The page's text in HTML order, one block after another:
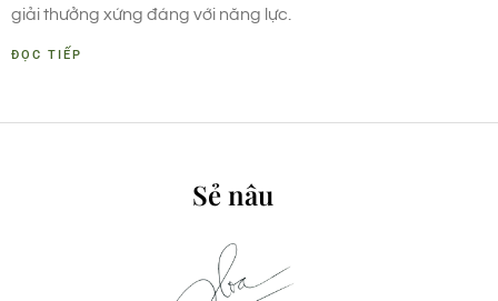
giải thưởng xứng đáng với năng lực.
ĐỌC TIẾP
Sẻ nâu